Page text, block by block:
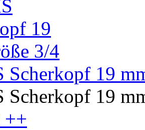
Scherkopf 19
Scherkopf 19
++